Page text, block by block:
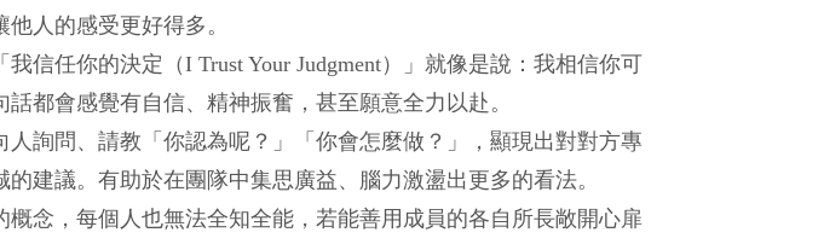
人的感受更好得多。
信任你的決定（I Trust Your Judgment）」就像是說：我相信你可
都會感覺有自信、精神振奮，甚至願意全力以赴。
詢問、請教「你認為呢？」「你會怎麼做？」，顯現出對對方專
建議。有助於在團隊中集思廣益、腦力激盪出更多的看法。
念，每個人也無法全知全能，若能善用成員的各自所長敞開心扉